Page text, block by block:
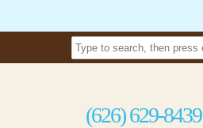
(626) 629-8439